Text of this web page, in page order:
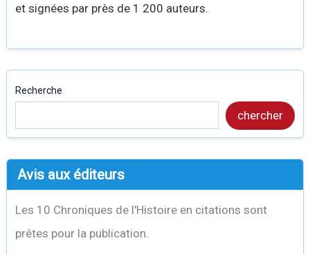
et signées par près de 1 200 auteurs.
Recherche
chercher
Avis aux éditeurs
Les 10 Chroniques de l'Histoire en citations sont
prêtes pour la publication.